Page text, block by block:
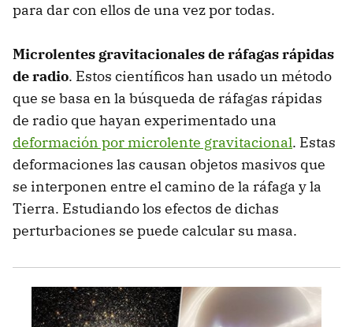
para dar con ellos de una vez por todas.
Microlentes gravitacionales de ráfagas rápidas
de radio. Estos científicos han usado un método
que se basa en la búsqueda de ráfagas rápidas
de radio que hayan experimentado una
deformación por microlente gravitacional. Estas
deformaciones las causan objetos masivos que
se interponen entre el camino de la ráfaga y la
Tierra. Estudiando los efectos de dichas
perturbaciones se puede calcular su masa.